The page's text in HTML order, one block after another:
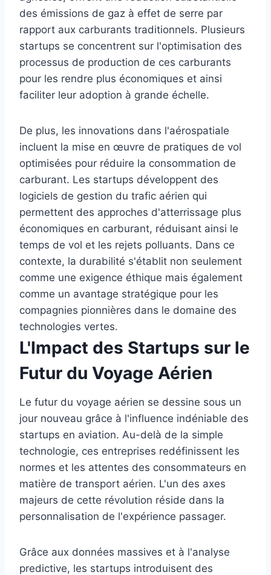
des émissions de gaz à effet de serre par
rapport aux carburants traditionnels. Plusieurs
startups se concentrent sur l'optimisation des
processus de production de ces carburants
pour les rendre plus économiques et ainsi
faciliter leur adoption à grande échelle.
De plus, les innovations dans l'aérospatiale
incluent la mise en œuvre de pratiques de vol
optimisées pour réduire la consommation de
carburant. Les startups développent des
logiciels de gestion du trafic aérien qui
permettent des approches d'atterrissage plus
économiques en carburant, réduisant ainsi le
temps de vol et les rejets polluants. Dans ce
contexte, la durabilité s'établit non seulement
comme une exigence éthique mais également
comme un avantage stratégique pour les
compagnies pionnières dans le domaine des
technologies vertes.
L'Impact des Startups sur le
Futur du Voyage Aérien
Le futur du voyage aérien se dessine sous un
jour nouveau grâce à l'influence indéniable des
startups en aviation. Au-delà de la simple
technologie, ces entreprises redéfinissent les
normes et les attentes des consommateurs en
matière de transport aérien. L'un des axes
majeurs de cette révolution réside dans la
personnalisation de l'expérience passager.
Grâce aux données massives et à l'analyse
predictive, les startups introduisent des